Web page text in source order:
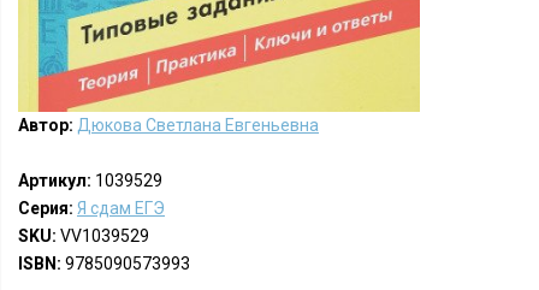
Автор: Дюкова Светлана Евгеньевна
Артикул: 1039529
Серия: Я сдам ЕГЭ
SKU: VV1039529
ISBN: 9785090573993